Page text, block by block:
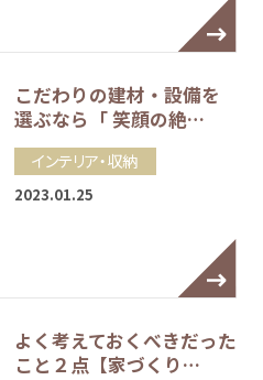
こだわりの建材・設備を
選ぶなら「 笑顔の絶…
インテリア・収納
2023.01.25
よく考えておくべきだった
こと２点【家づくり…